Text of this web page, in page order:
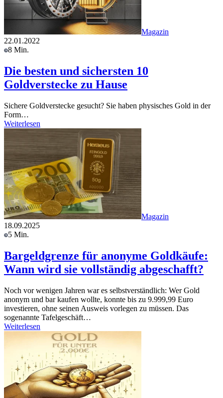
Magazin
22.01.2022
8 Min.
Die besten und sichersten 10
Goldverstecke zu Hause
Sichere Goldverstecke gesucht? Sie haben physisches Gold in der
Form…
Weiterlesen
Magazin
18.09.2025
5 Min.
Bargeldgrenze für anonyme Goldkäufe:
Wann wird sie vollständig abgeschafft?
Noch vor wenigen Jahren war es selbstverständlich: Wer Gold
anonym und bar kaufen wollte, konnte bis zu 9.999,99 Euro
investieren, ohne seinen Ausweis vorlegen zu müssen. Das
sogenannte Tafelgeschäft…
Weiterlesen